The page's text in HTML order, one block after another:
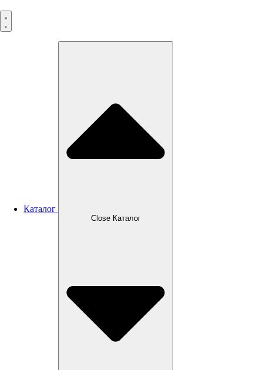
к
содержимому
Каталог
Close Каталог